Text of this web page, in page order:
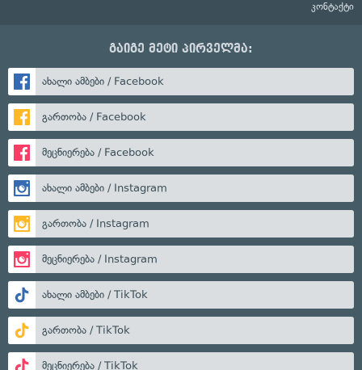
კონტაქტი
გაიგე მეტი პირველმა:
ახალი ამბები / Facebook
გართობა / Facebook
მეცნიერება / Facebook
ახალი ამბები / Instagram
გართობა / Instagram
მეცნიერება / Instagram
ახალი ამბები / TikTok
გართობა / TikTok
მეცნიერება / TikTok